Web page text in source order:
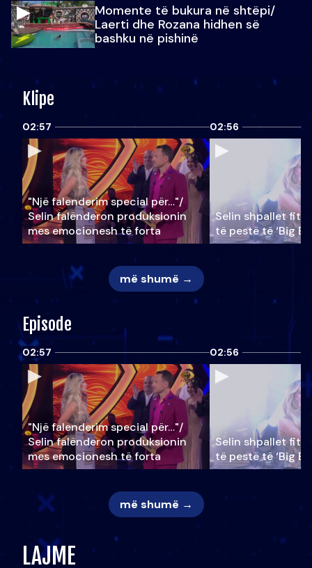
Momente të bukura në shtëpi/
Laerti dhe Rozana hidhen së
bashku në pishinë
Klipe
02:57
"Një falenderim special për…"/
Selin falënderon produksionin
mes emocionesh të forta
02:56
Selin shpallet
të pestë të ‘Big
më shumë →
Episode
02:57
"Një falenderim special për…"/
Selin falënderon produksionin
mes emocionesh të forta
02:56
Selin shpallet
të pestë të ‘Big
më shumë →
LAJME